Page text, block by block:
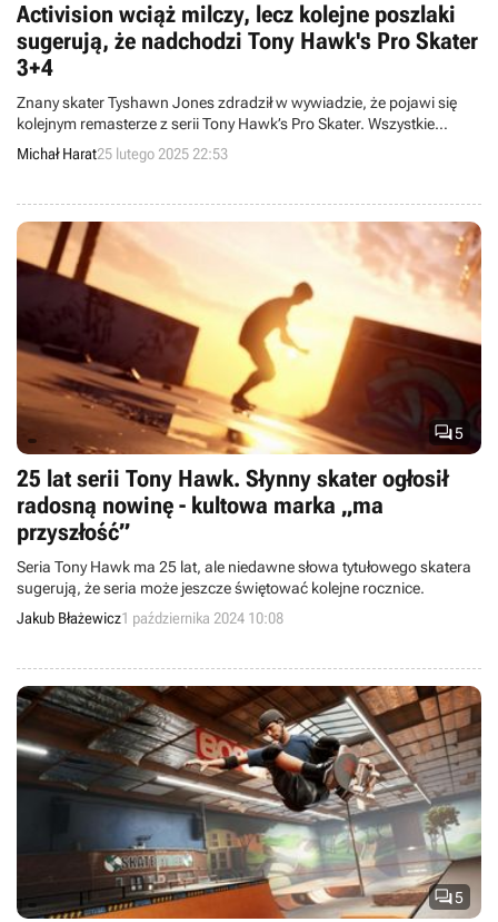
Activision wciąż milczy, lecz kolejne poszlaki
sugerują, że nadchodzi Tony Hawk's Pro Skater
3+4
Znany skater Tyshawn Jones zdradził w wywiadzie, że pojawi się
kolejnym remasterze z serii Tony Hawk’s Pro Skater. Wszystkie
dotychczasowe spekulacje łączą się więc w całość – być może już
wkrótce otrzymamy THPS 3+4.
Michał Harat25 lutego 2025 22:53
5
25 lat serii Tony Hawk. Słynny skater ogłosił
radosną nowinę - kultowa marka „ma
przyszłość”
Seria Tony Hawk ma 25 lat, ale niedawne słowa tytułowego skatera
sugerują, że seria może jeszcze świętować kolejne rocznice.
Jakub Błażewicz1 października 2024 10:08
5